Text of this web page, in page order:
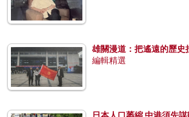
雄關漫道：把遙遠的歷史
編輯精選
日本人口萎縮 中港須先